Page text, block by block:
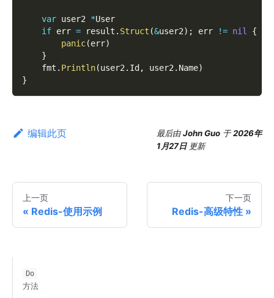
var user2 *User
if err = result . Struct (&user2) ; err != nil
{
panic(err)
}
    fmt
. Println(user2 . Id , user2 . Name)
}
编辑此页 最后由John Guo 于2026年
1月27日 更新
上一页
Redis-使用示例
下一页
Redis-高级特性
Do
方法